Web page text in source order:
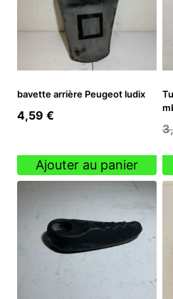
bavette arrière Peugeot ludix
4,59 €
Ajouter au panier